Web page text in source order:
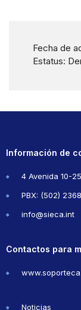
Fecha de
Estatus:
Información de
4 Avenida 10-
PBX: (502)
info@sieca.int
Contactos para
Noticias